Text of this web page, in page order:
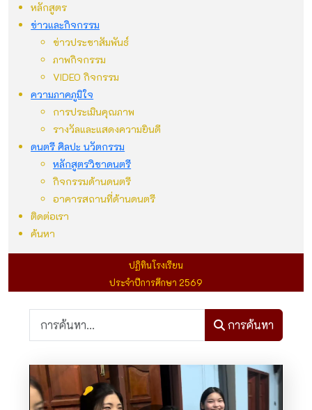
หลักสูตร
ข่าวและกิจกรรม
ข่าวประชาสัมพันธ์
ภาพกิจกรรม
VIDEO กิจกรรม
ความภาคภูมิใจ
การประเมินคุณภาพ
รางวัลและแสดงความยินดี
ดนตรี ศิลปะ นวัตกรรม
หลักสูตรวิชาดนตรี
กิจกรรมด้านดนตรี
อาคารสถานที่ด้านดนตรี
ติดต่อเรา
ค้นหา
ปฏิทินโรงเรียน
ประจำปีการศึกษา 2569
การค้นหา